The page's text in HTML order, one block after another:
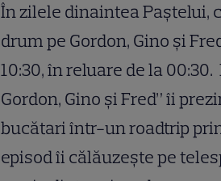
În zilele dinaintea
drum pe Gordon, Gino și
10:30, în reluare de la
Gordon, Gino și Fred” îi
bucătari într-un roadtrip
episod îi călăuzește pe